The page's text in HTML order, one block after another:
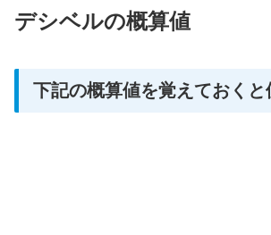
デシベルの概算値
下記の概算値を覚えておくと